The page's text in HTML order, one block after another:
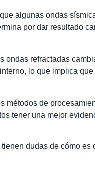
algunas ondas
por dar resultado
ondas refractadas
lo que implica
métodos de
tener una mejor
dudas de cómo es